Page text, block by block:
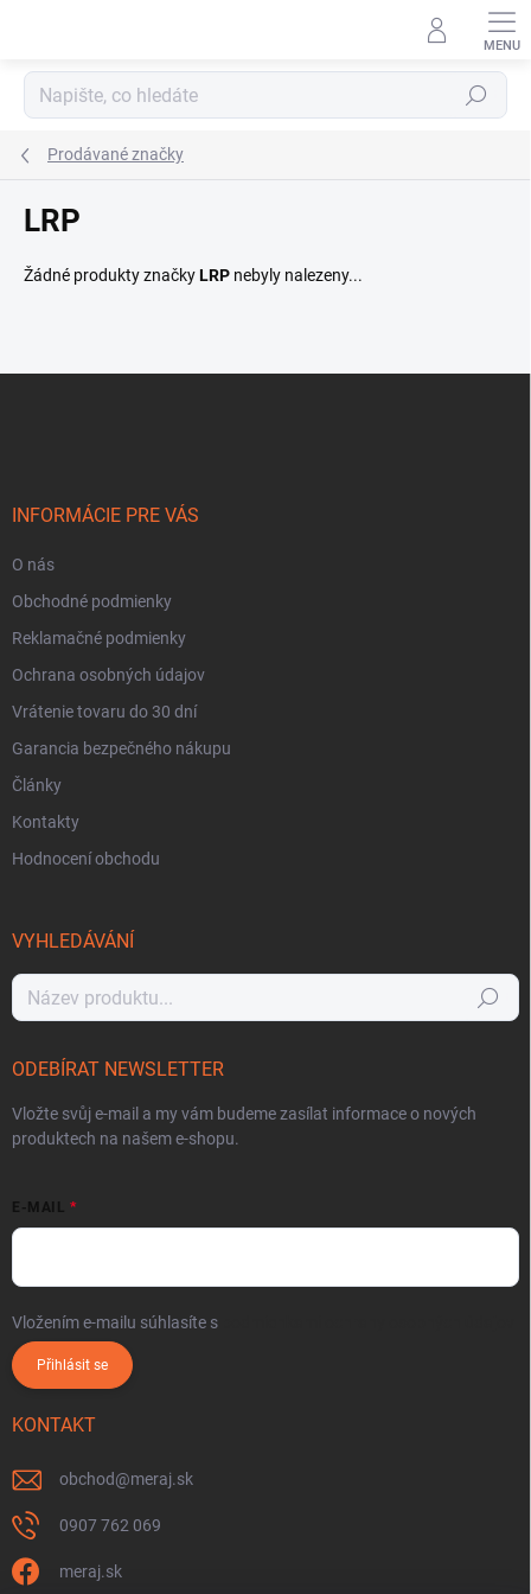
Hledat
Prodávané značky
LRP
Žádné produkty značkyLRP nebyly nalezeny...
INFORMÁCIE PRE VÁS
O nás
Obchodné podmienky
Reklamačné podmienky
Ochrana osobných údajov
Vrátenie tovaru do 30 dní
Garancia bezpečného nákupu
Články
Kontakty
Hodnocení obchodu
VYHLEDÁVÁNÍ
Hledat
ODEBÍRAT NEWSLETTER
Vložte svůj e-mail a my vám budeme zasílat informace o nových
produktech na našem e-shopu.
E-MAIL
Vložením e-mailu súhlasíte s
Přihlásit se
KONTAKT
obchod@meraj.sk
0907 762 069
meraj.sk